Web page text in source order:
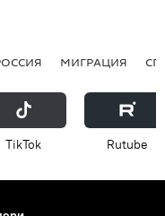
МИГРАЦИЯ
ТikТоk Rutube